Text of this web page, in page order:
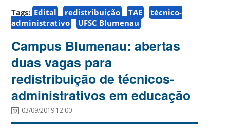
Tags: Edital redistribuição TAE
técnico-
administrativo
UFSC Blumenau
Campus Blumenau: abertas
duas vagas para
redistribuição de técnicos-
administrativos em educação
03/09/2019 12:00